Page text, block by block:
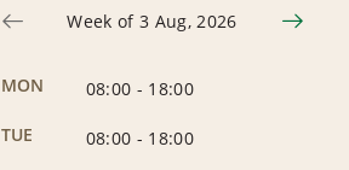
Week of 3 Aug, 2026
MON 08:00 - 18:00
TUE
08:00 - 18:00